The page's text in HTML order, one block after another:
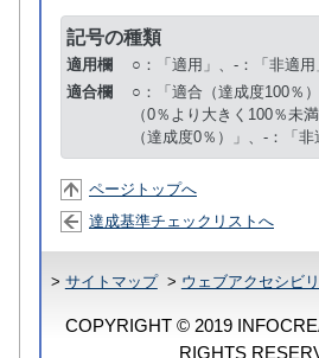
記号の種類
適用欄
○：「適用」、-：「非適用
適合欄
○：「適合（達成度100％
（0％より大きく100％未
（達成度0％）」、-：「非
ページトップへ
達成基準チェックリストへ
> サイトマップ> ウェブアクセシビ
COPYRIGHT © 2019
RIGHTS